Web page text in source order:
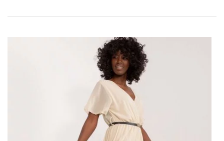
Sukienkie
wizytowe Rue Paris sprawiają,
że ubrana w nie kobieta czuje się szykownie i elegancko.
Nawet latem przyda się kurtka. Zgodzicie się? Pogoda w
Polsce jest od jakiegoś czasu tak marudna i zmienna, że
trudno jest schować na dno szafy cieplejsze ubrania
nawet w lipcu i sierpniu.
Hurtownia kurtek
kurtki ramoneski, ortalionowe, jak i
wykwintne płaszcze.